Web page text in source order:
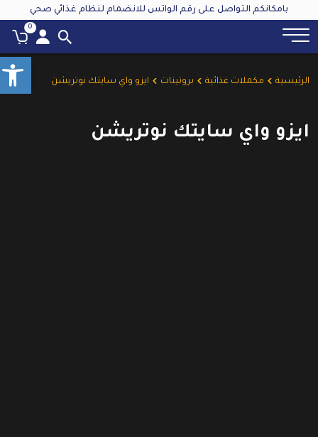
بامكانكم التواصل على رقم الواتس للانضمام لنظام غذائي صحي
0
الرئيسية مكملات غذائية بروتينات ايزو واي سايتك نوتريشن
ايزو واي سايتك نوتريشن